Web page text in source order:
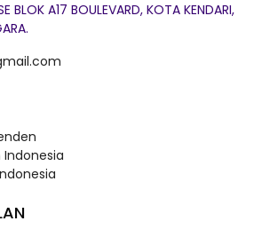
BLOK A17 BOULEVARD, KOTA KENDARI,